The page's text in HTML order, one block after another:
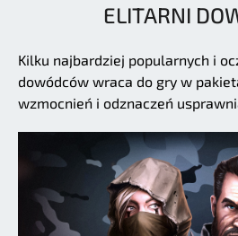
ELITARNI
Kilku najbardziej popularnych i
dowódców wraca do gry w
wzmocnień i odznaczeń